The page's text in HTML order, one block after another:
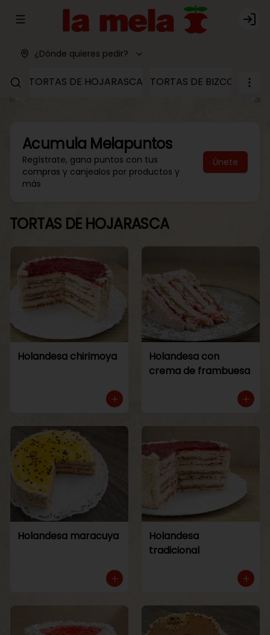
Abrir menu de navegación Login
¿Dónde quieres pedir?
TORTAS DE HOJARASCA TORTAS DE BIZCOCHO
Acumula Melapuntos
Regístrate, gana puntos con tus
compras y canjealos por productos y
más
Únete
TORTAS DE HOJARASCA
Holandesa chirimoya
Holandesa con
crema de frambuesa
Holandesa maracuya
Holandesa
tradicional